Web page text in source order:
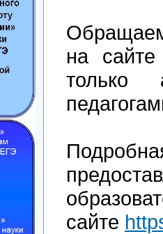
на
только
сайте